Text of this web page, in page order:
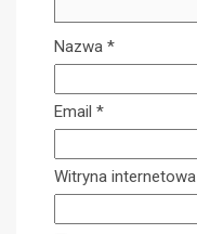
Nazwa *
Email *
Witryna internetowa